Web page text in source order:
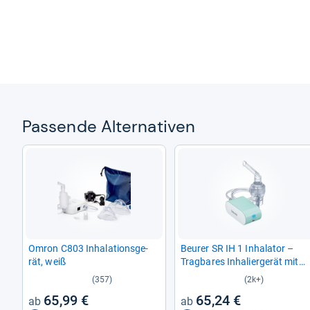
Pas­sende Alter­na­ti­ven
Omron C803 Inha­la­ti­ons­ge­
rät, weiß
(357)
65,99 €
Beu­rer SR IH 1 Inha­la­tor –
Trag­ba­res Inha­lier­ge­rät mit
Akku für Atem­wegs­er­kran­
(2k+)
65,24 €